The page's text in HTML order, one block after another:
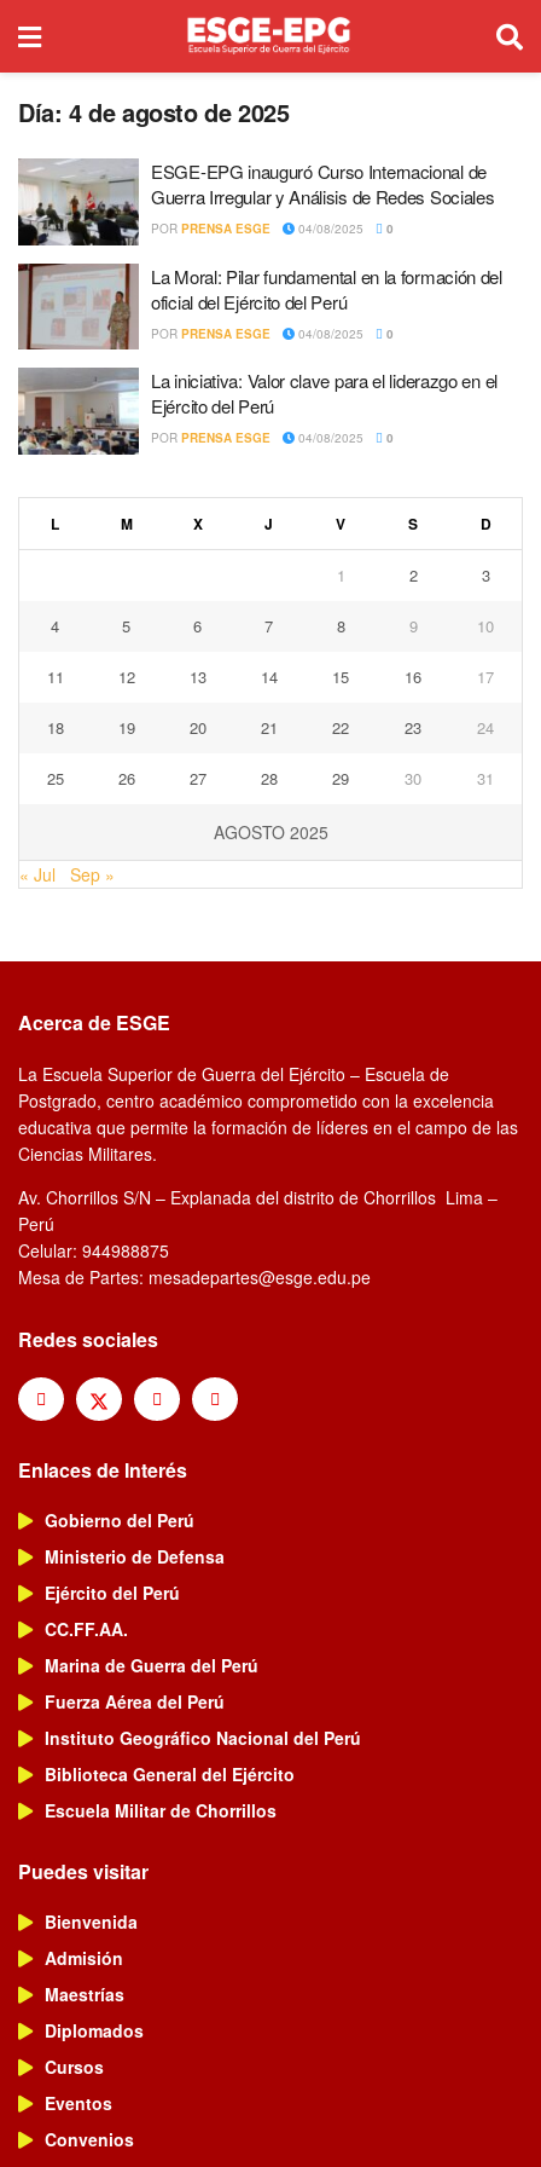
Día: 4 de agosto de 2025
ESGE-EPG inauguró Curso Internacional de
Guerra Irregular y Análisis de Redes Sociales
POR PRENSA ESGE 04/08/2025 0
La Moral: Pilar fundamental en la formación del
oficial del Ejército del Perú
POR PRENSA ESGE 04/08/2025 0
La iniciativa: Valor clave para el liderazgo en el
Ejército del Perú
POR PRENSA ESGE 04/08/2025 0
AGOSTO 2025
L M X J V S D
1 2 3
4 5 6 7 8 9 10
11 12 13 14 15 16 17
18 19 20 21 22 23 24
25 26 27 28 29 30 31
« Jul Sep »
Acerca de ESGE
La Escuela Superior de Guerra del Ejército – Escuela de
Postgrado, centro académico comprometido con la excelencia
educativa que permite la formación de líderes en el campo de las
Ciencias Militares.
Av. Chorrillos S/N – Explanada del distrito de Chorrillos Lima –
Perú
Celular: 944988875
Mesa de Partes: mesadepartes@esge.edu.pe
Redes sociales
Enlaces de Interés
Gobierno del Perú
Ministerio de Defensa
Ejército del Perú
CC.FF.AA.
Marina de Guerra del Perú
Fuerza Aérea del Perú
Instituto Geográfico Nacional del Perú
Biblioteca General del Ejército
Escuela Militar de Chorrillos
Puedes visitar
Bienvenida
Admisión
Maestrías
Diplomados
Cursos
Eventos
Convenios